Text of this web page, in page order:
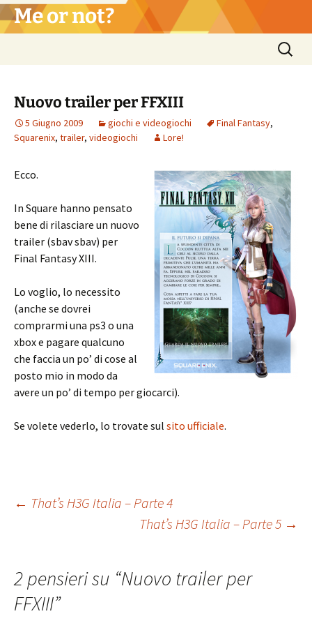
Vai
al Me or not?
Ricerca
per:
Nuovo trailer per FFXIII
5 Giugno 2009 giochi e videogiochi Final Fantasy,
Squarenix, trailer, videogiochi Lore!
Ecco.
In Square hanno pensato
bene di rilasciare un nuovo
trailer (sbav sbav) per
Final Fantasy XIII.
Lo voglio, lo necessito
(anche se dovrei
comprarmi una ps3 o una
xbox e pagare qualcuno
che faccia un po’ di cose al
posto mio in modo da
avere un po’ di tempo per giocarci).
Se volete vederlo, lo trovate sul sito ufficiale.
Navigazione
← That’s H3G Italia – Parte 4
That’s H3G Italia – Parte 5 →
2 pensieri su “Nuovo trailer per
FFXIII”